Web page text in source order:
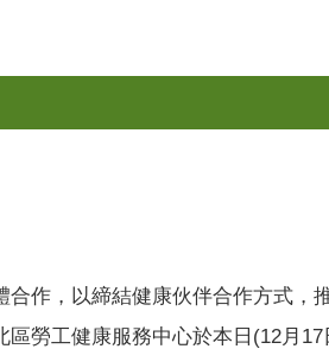
作，以締結健康伙伴合作方式，
勞工健康服務中心於本日 (12月 17